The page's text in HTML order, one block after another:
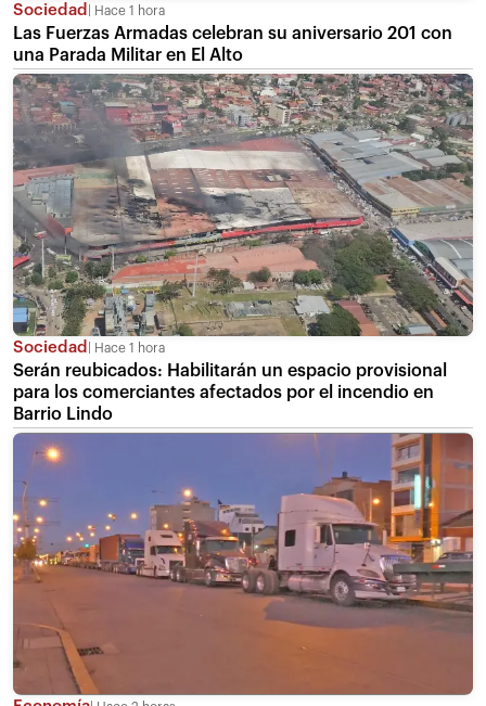
Sociedad Hace 1 hora
Las Fuerzas Armadas celebran su aniversario 201 con
una Parada Militar en El Alto
Sociedad Hace 1 hora
Serán reubicados: Habilitarán un espacio provisional
para los comerciantes afectados por el incendio en
Barrio Lindo